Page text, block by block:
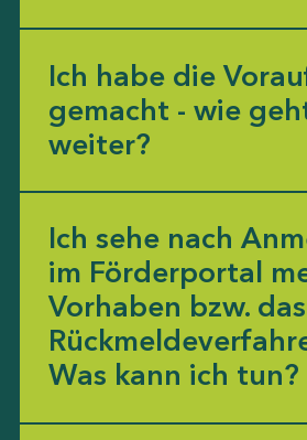
Ich habe die
gemacht - wie
weiter?
Ich sehe nach
im Förderportal
Vorhaben bzw. das
Was kann ich tun?